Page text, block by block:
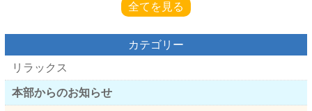
全てを見る
カテゴリー
リラックス
本部からのお知らせ